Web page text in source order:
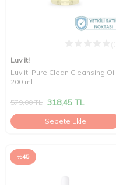
Luv it!
Luv it! Pure Clean Cleansing Oil
200 ml
579,00TL 318,45 TL
Sepete Ekle
%45